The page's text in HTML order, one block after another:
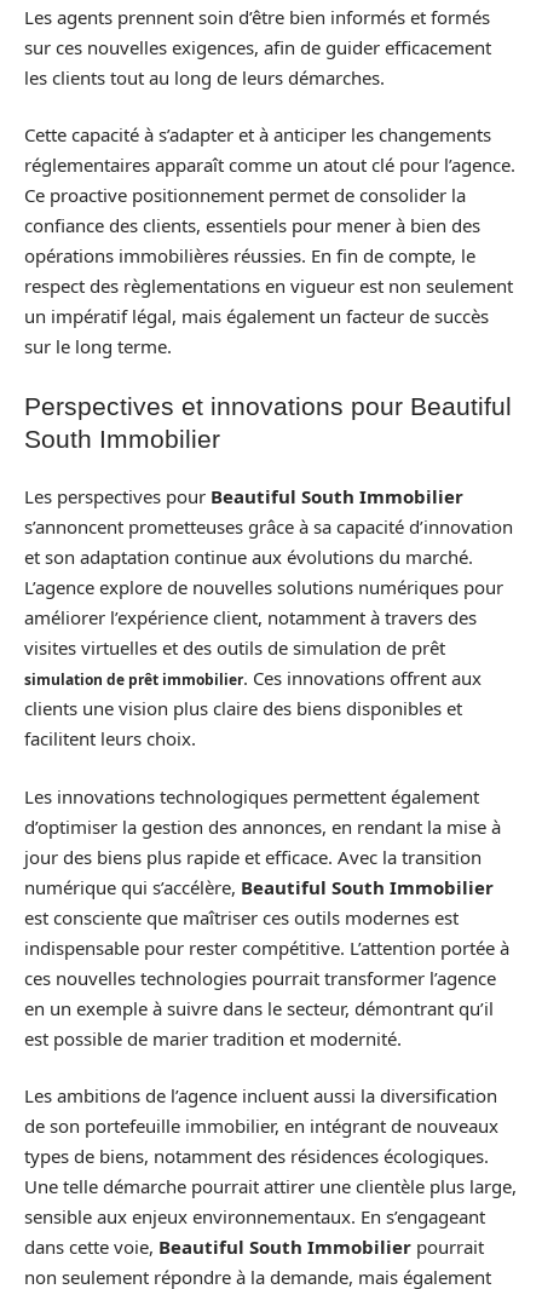
Les agents prennent soin d’être bien informés et formés
sur ces nouvelles exigences, afin de guider efficacement
les clients tout au long de leurs démarches.
Cette capacité à s’adapter et à anticiper les changements
réglementaires apparaît comme un atout clé pour l’agence.
Ce proactive positionnement permet de consolider la
confiance des clients, essentiels pour mener à bien des
opérations immobilières réussies. En fin de compte, le
respect des règlementations en vigueur est non seulement
un impératif légal, mais également un facteur de succès
sur le long terme.
Perspectives et innovations pour Beautiful
South Immobilier
Les perspectives pour Beautiful South Immobilier
s’annoncent prometteuses grâce à sa capacité d’innovation
et son adaptation continue aux évolutions du marché.
L’agence explore de nouvelles solutions numériques pour
améliorer l’expérience client, notamment à travers des
visites virtuelles et des outils de simulation de prêt
simulation de prêt immobilier. Ces innovations offrent aux
clients une vision plus claire des biens disponibles et
facilitent leurs choix.
Les innovations technologiques permettent également
d’optimiser la gestion des annonces, en rendant la mise à
jour des biens plus rapide et efficace. Avec la transition
numérique qui s’accélère, Beautiful South Immobilier
est consciente que maîtriser ces outils modernes est
indispensable pour rester compétitive. L’attention portée à
ces nouvelles technologies pourrait transformer l’agence
en un exemple à suivre dans le secteur, démontrant qu’il
est possible de marier tradition et modernité.
Les ambitions de l’agence incluent aussi la diversification
de son portefeuille immobilier, en intégrant de nouveaux
types de biens, notamment des résidences écologiques.
Une telle démarche pourrait attirer une clientèle plus large,
sensible aux enjeux environnementaux. En s’engageant
dans cette voie, Beautiful South Immobilier pourrait
non seulement répondre à la demande, mais également